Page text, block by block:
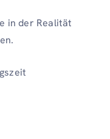
in der Realität